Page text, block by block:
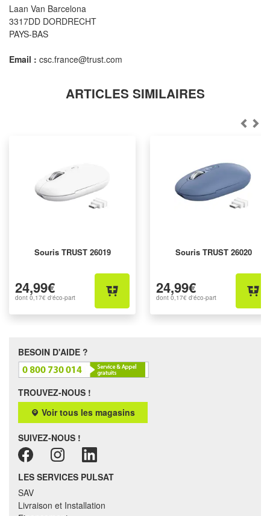
Laan Van Barcelona
3317DD DORDRECHT
PAYS-BAS
Email : csc.france@trust.com
ARTICLES SIMILAIRES
Souris TRUST 26019
24,99€
dont 0,17€ d'éco-part
Souris TRUST 26020
24,99€
dont 0,17€ d'éco-part
BESOIN D'AIDE ?
TROUVEZ-NOUS !
Voir tous les magasins
SUIVEZ-NOUS !
LES SERVICES PULSAT
SAV
Livraison et Installation